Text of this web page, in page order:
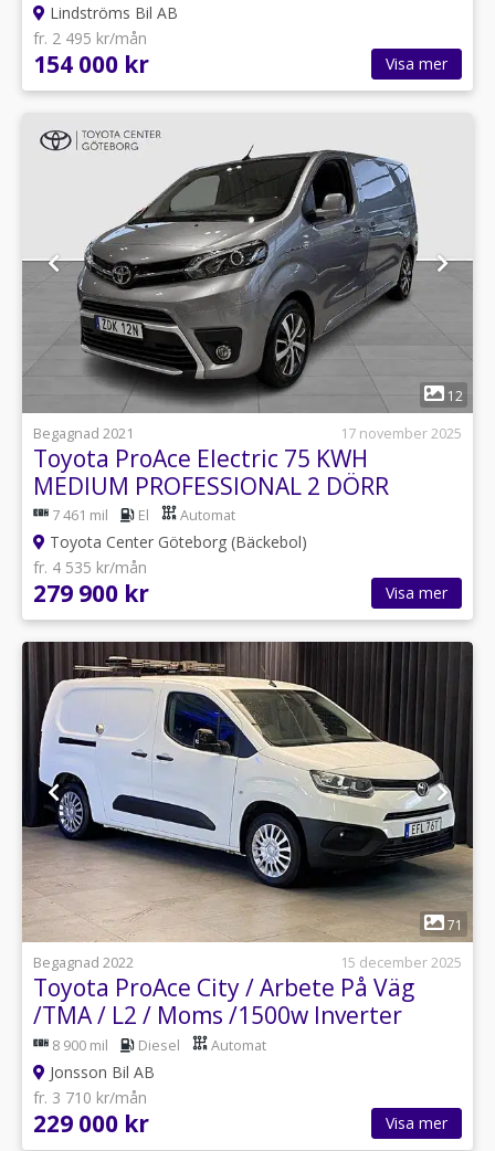
Lindströms Bil AB
fr. 2 495 kr/mån
154 000 kr Visa mer
1
12
Begagnad 2021
17 november 2025
Toyota ProAce Electric 75 KWH
MEDIUM PROFESSIONAL 2 DÖRR
7 461 mil El Automat
Toyota Center Göteborg (Bäckebol)
fr. 4 535 kr/mån
279 900 kr Visa mer
1
71
Begagnad 2022
15 december 2025
Toyota ProAce City / Arbete På Väg
/TMA / L2 / Moms /1500w Inverter
8 900 mil Diesel Automat
Jonsson Bil AB
fr. 3 710 kr/mån
229 000 kr Visa mer